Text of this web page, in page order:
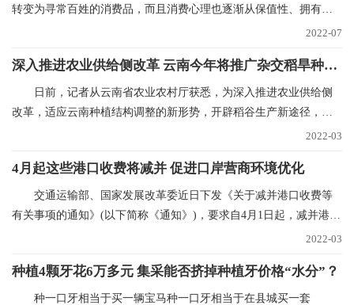
转变为寻常百姓的消费品，而且消费心理也逐渐从保值性、拥有性
2022-07
深入推进农业供给侧改革 云南今年将推广杂交稻旱种50万亩
日前，记者从云南省农业农村厅获悉，为深入推进农业供给侧
改革，适应云南种植结构调整的新形势，开辟稻谷生产新途径，稳
2022-03
4月起这些港口收费将减并 促进口岸营商环境优化
交通运输部、国家发展改革委近日下发《关于减并港口收费等
有关事项的通知》(以下简称《通知》)，要求自4月1日起，减并港口
2022-03
种植4颗牙花6万多元 集采能否挤掉种植牙价格“水分”？
种一口牙相当于买一辆宝马种一口牙相当于在县城买一套